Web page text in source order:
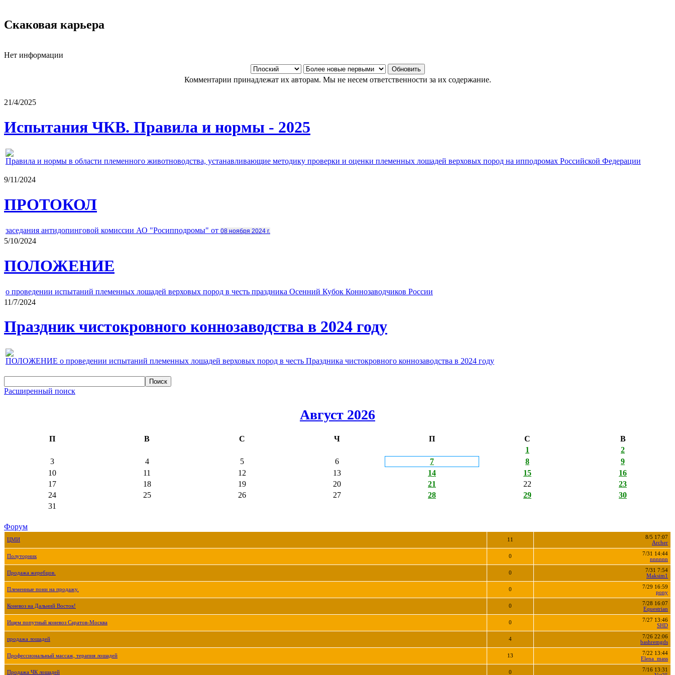
Скаковая карьера
Нет информации
Комментарии принадлежат их авторам. Мы не несем ответственности за их содержание.
21/4/2025
Испытания ЧКВ. Правила и нормы - 2025
Правила и нормы в области племенного животноводства, устанавливающие методику проверки и оценки племенных лошадей верховых пород на ипподромах Российской Федерации
9/11/2024
ПРОТОКОЛ
заседания антидопинговой комиссии АО "Росипподромы" от 08 ноября 2024 г.
5/10/2024
ПОЛОЖЕНИЕ
о проведении испытаний племенных лошадей верховых пород в честь праздника Осенний Кубок Коннозаводчиков России
11/7/2024
Праздник чистокровного коннозаводства в 2024 году
ПОЛОЖЕНИЕ о проведении испытаний племенных лошадей верховых пород в честь Праздника чистокровного коннозаводства в 2024 году
Расширенный поиск
Август 2026
П В С Ч П С
В
1
2
3
4 5 6 7 8
9
10
11 12 13 14 15
16
17
18 19 20 21 22
23
24
25 26 27 28 29
30
31
Форум
ЦМИ 11
8/5 17:07
Archer
Полуторник 0
7/31 14:44
nnnnnn
Продажа жеребцов. 0
7/31 7:54
Maksim1
Племенные пони на продажу. 0
7/29 16:59
pony
Коневоз на Дальний Восток! 0
7/28 16:07
Equestrian
Ищем попутный коневоз Саратов-Москва 0
7/27 13:46
SHD
продажа лошадей 4
7/26 22:06
bashremgds
Профессиональный массаж, терапия лошадей 13
7/22 13:44
Elena_mass
Продажа ЧК лошадей 0
7/16 13:31